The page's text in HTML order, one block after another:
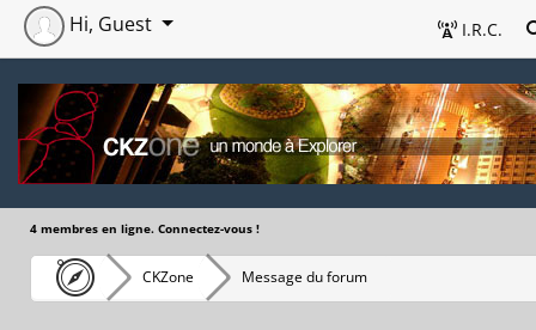
I.R.C.
Hi, Guest
4 membres en ligne. Connectez-vous !
CKZone Message du forum